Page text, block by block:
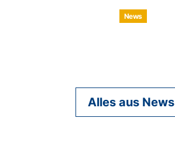
News
Alles aus News